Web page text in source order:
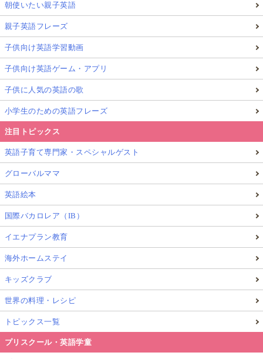
朝使いたい親子英語
親子英語フレーズ
子供向け英語学習動画
子供向け英語ゲーム・アプリ
子供に人気の英語の歌
小学生のための英語フレーズ
注目トピックス
英語子育て専門家・スペシャルゲスト
グローバルママ
英語絵本
国際バカロレア（IB）
イエナプラン教育
海外ホームステイ
キッズクラブ
世界の料理・レシピ
トピックス一覧
プリスクール・英語学童